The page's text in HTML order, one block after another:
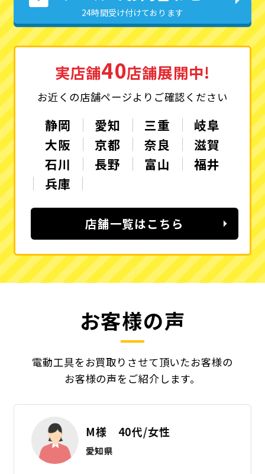
24時間受け付けております
実店舗40店舗展開中!
お近くの店舗ページよりご確認ください
静岡 愛知 三重
岐阜
大阪
京都 奈良
滋賀
石川
長野 富山
福井
兵庫
店舗一覧はこちら
お客様の声
電動工具をお買取りさせて頂いたお客様の
お客様の声をご紹介します。
M様 40代/女性
愛知県